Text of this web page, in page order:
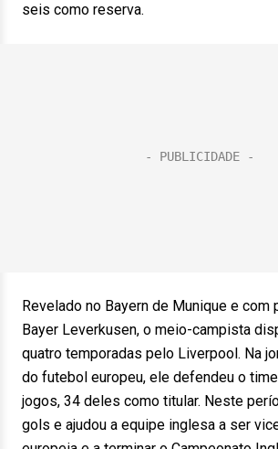
seis como reserva.
Revelado no Bayern de Munique e com
Bayer Leverkusen, o meio-campista
quatro temporadas pelo Liverpool. Na
do futebol europeu, ele defendeu o
jogos, 34 deles como titular. Neste
gols e ajudou a equipe inglesa a ser